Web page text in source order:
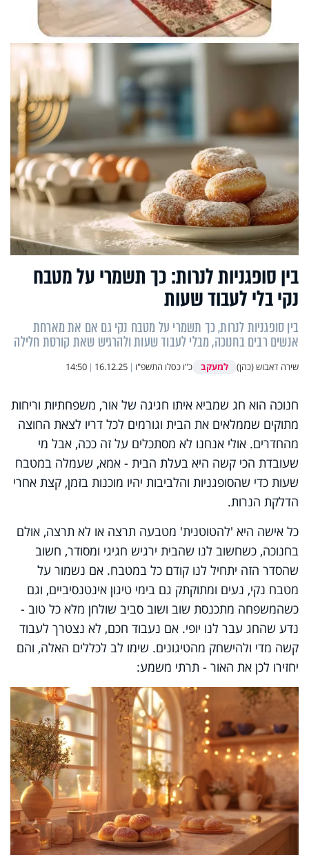
בין סופגניות לנרות: כך תשמרי על מטבח
נקי בלי לעבוד שעות
בין סופגניות לנרות, כך תשמרי על מטבח נקי גם אם את מארחת
אנשים רבים בחנוכה, מבלי לעבוד שעות ולהרגיש שאת קורסת חלילה
שירה דאבוש (כהן) למעקב כ"ו כסלו התשפ"ו |
16.12.25
|
14:50
חנוכה הוא חג שמביא איתו חגיגה של אור, משפחתיות וריחות
מתוקים שממלאים את הבית וגורמים לכל דריו לצאת החוצה
מהחדרים. אולי אנחנו לא מסתכלים על זה ככה, אבל מי
שעובדת הכי קשה היא בעלת הבית - אמא, שעמלה במטבח
שעות כדי שהסופגניות והלביבות יהיו מוכנות בזמן, קצת אחרי
הדלקת הנרות.
כל אישה היא 'להטוטנית' מטבעה תרצה או לא תרצה, אולם
בחנוכה, כשחשוב לנו שהבית ירגיש חגיגי ומסודר, חשוב
שהסדר הזה יתחיל לנו קודם כל במטבח. אם נשמור על
מטבח נקי, נעים ומתוקתק גם בימי טיגון אינטנסיביים, וגם
כשהמשפחה מתכנסת שוב ושוב סביב שולחן מלא כל טוב -
נדע שהחג עבר לנו יופי. אם נעבוד חכם, לא נצטרך לעבוד
קשה מדי ולהישחק מהטיגונים. שימו לב לכללים האלה, והם
יחזירו לכן את האור - תרתי משמע: